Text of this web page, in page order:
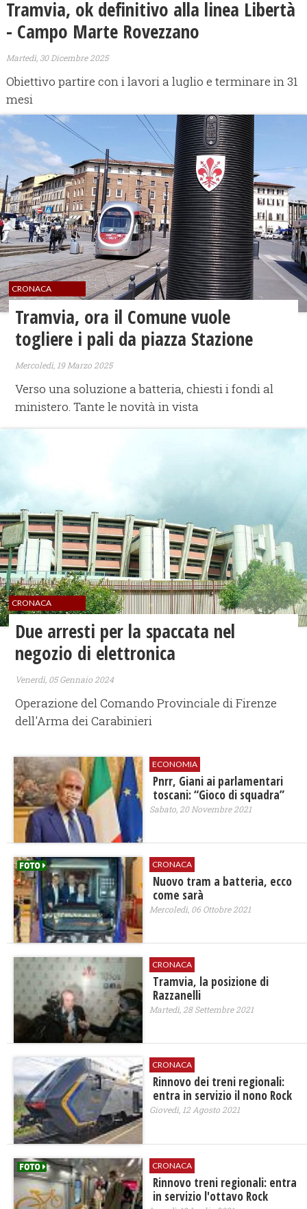
Tramvia, ok definitivo alla linea Libertà
- Campo Marte Rovezzano
Martedì, 30 Dicembre 2025
Obiettivo partire con i lavori a luglio e terminare in 31
mesi
CRONACA
Tramvia, ora il Comune vuole
togliere i pali da piazza Stazione
Mercoledì, 19 Marzo 2025
Verso una soluzione a batteria, chiesti i fondi al
ministero. Tante le novità in vista
CRONACA
Due arresti per la spaccata nel
negozio di elettronica
Venerdì, 05 Gennaio 2024
Operazione del Comando Provinciale di Firenze
dell'Arma dei Carabinieri
ECONOMIA
Pnrr, Giani ai parlamentari
toscani: “Gioco di squadra”
Sabato, 20 Novembre 2021
CRONACA
Nuovo tram a batteria, ecco
come sarà
Mercoledì, 06 Ottobre 2021
CRONACA
Tramvia, la posizione di
Razzanelli
Martedì, 28 Settembre 2021
CRONACA
Rinnovo dei treni regionali:
entra in servizio il nono Rock
Giovedì, 12 Agosto 2021
CRONACA
Rinnovo treni regionali: entra
in servizio l'ottavo Rock